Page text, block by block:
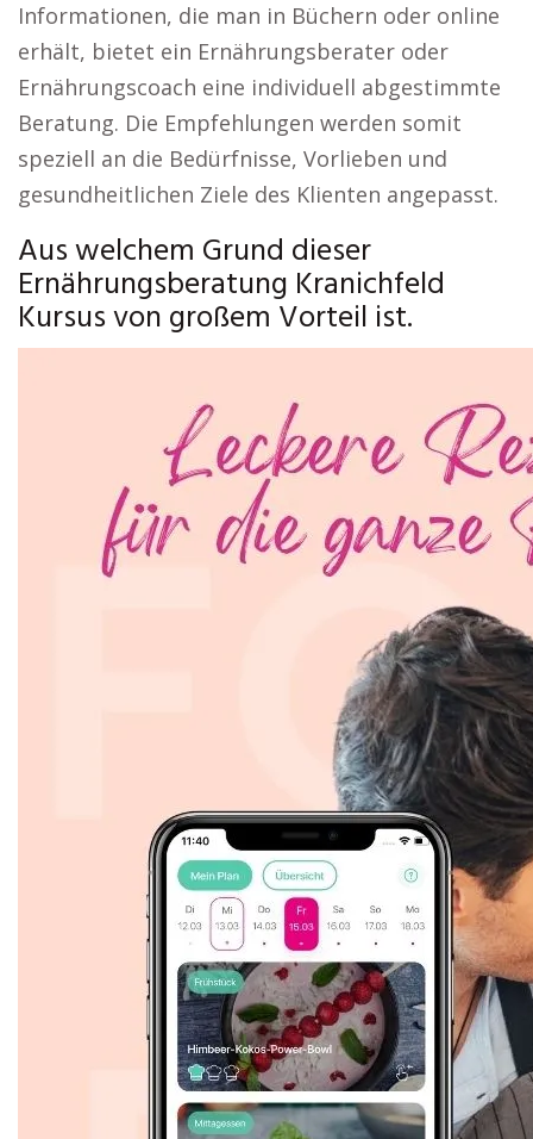
Informationen, die man in Büchern oder online
erhält, bietet ein Ernährungsberater oder
Ernährungscoach eine individuell abgestimmte
Beratung. Die Empfehlungen werden somit
speziell an die Bedürfnisse, Vorlieben und
gesundheitlichen Ziele des Klienten angepasst.
Aus welchem Grund dieser
Ernährungsberatung Kranichfeld
Kursus von großem Vorteil ist.